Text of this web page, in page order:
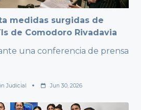
medidas surgidas de
de Comodoro Rivadavia
una conferencia de prensa
Judicial Jun 30, 2026